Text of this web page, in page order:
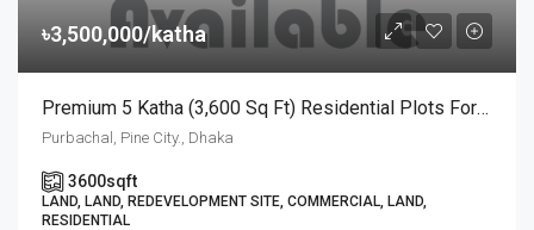
৳3,500,000/katha
Premium 5 Katha (3,600 Sq Ft) Residential Plots For Sale At Pine City, Purbachal | রাজউক পূর্বাচল ২৭ নং সেক্টরের কাছে পাইন সিটি প্রকল্পে ৫ কাঠার প্লট বিক্রয়
Purbachal, Pine City., Dhaka
3600sqft
LAND, LAND, REDEVELOPMENT SITE, COMMERCIAL, LAND,
RESIDENTIAL